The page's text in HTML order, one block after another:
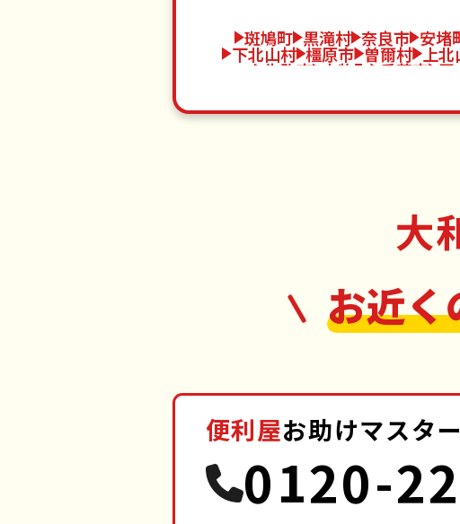
斑鳩町 黒滝村 奈良市 安堵
下北山村 橿原市 曽爾村 上北
生駒市 上牧町 香芝市 王
大
お近く
便利屋お助けマスター
0120-